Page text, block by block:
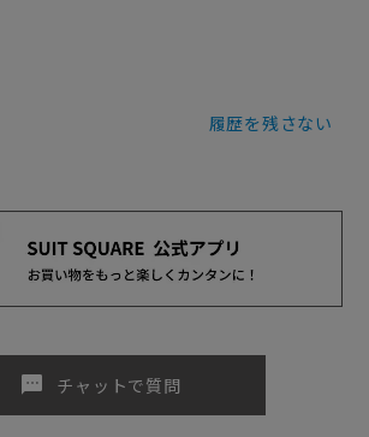
履歴を残さない
sms チャットで質問